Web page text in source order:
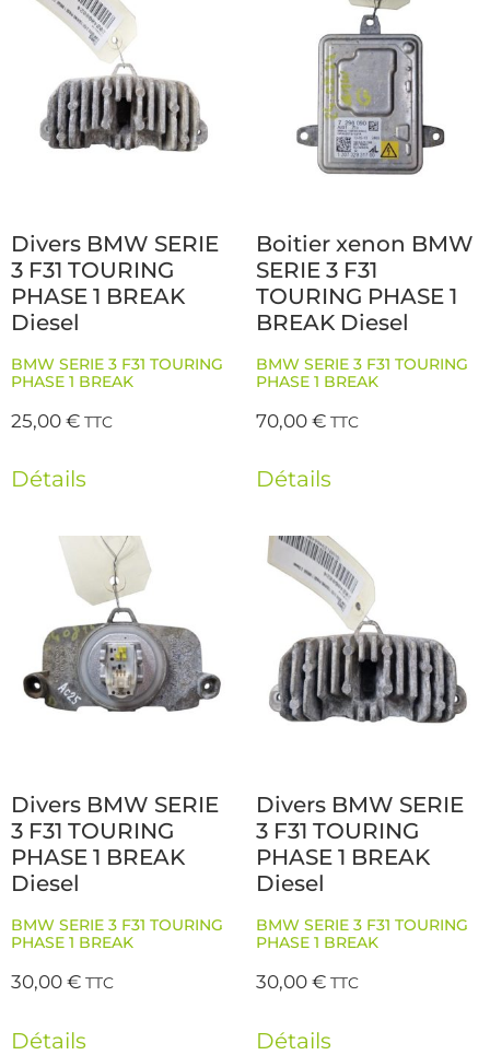
Divers BMW SERIE
3 F31 TOURING
PHASE 1 BREAK
Diesel
BMW SERIE 3 F31 TOURING
PHASE 1 BREAK
25,00€ TTC
Détails
Boitier xenon BMW
SERIE 3 F31
TOURING PHASE 1
BREAK Diesel
BMW SERIE 3 F31 TOURING
PHASE 1 BREAK
70,00€ TTC
Détails
Divers BMW SERIE
3 F31 TOURING
PHASE 1 BREAK
Diesel
BMW SERIE 3 F31 TOURING
PHASE 1 BREAK
30,00€ TTC
Détails
Divers BMW SERIE
3 F31 TOURING
PHASE 1 BREAK
Diesel
BMW SERIE 3 F31 TOURING
PHASE 1 BREAK
30,00€ TTC
Détails